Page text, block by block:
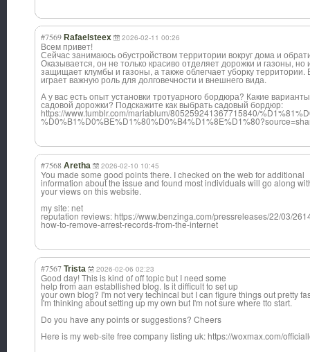
#7569 Rafaelsteex 2026-02-11 00:26
Всем привет!
Сейчас занимаюсь обустройством территории вокруг дома и
Оказывается, он не только красиво отделяет дорожки и газоны,
защищает клумбы и газоны, а также облегчает уборку
играет важную роль для долговечности и внешнего вида.
А у вас есть опыт установки тротуарного бордюра? Какие
садовой дорожки? Подскажите как выбрать садовый бордюр:
https://www.tumblr.com/mariablum/805259241367715840/
#7568 Aretha 2026-02-10 10:45
You made some good points there. I checked on the web for additional
information about the issue and found most individuals will go along
your views on this website.
my site: net
reputation reviews: https://www.benzinga.com/pressreleases/22/03/
how-to-remove-arrest-records-from-the-internet
#7567 Trista 2026-02-06 02:23
Good day! This is kind of off topic but I need some
help from aan establlished blog. Is it difficult to set up
your own blog? I'm not very techincal but I can figure things out pretty
I'm thinking about setting up my own but I'm not sure where tto start.
Do you have any points or suggestions? Cheers
Here is my web-site free company listing uk: https://woxmax.com/